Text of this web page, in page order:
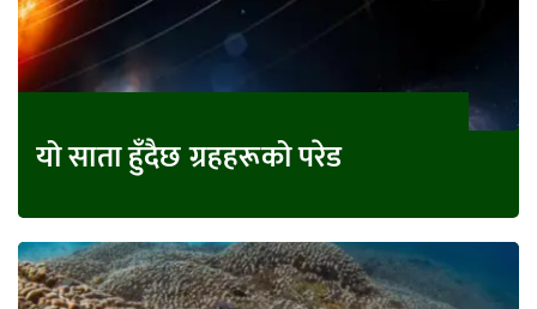
यो साता हुँदैछ ग्रहहरूको परेड